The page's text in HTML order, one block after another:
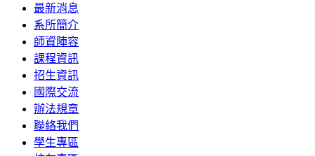
最新消息
系所簡介
師資陣容
課程資訊
招生資訊
國際交流
辦法規章
聯絡我們
學生專區